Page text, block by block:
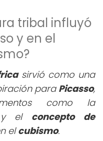
tribal influyó
y en el
sirvió como una
para Picasso,
como la
el concepto de
elcubismo.